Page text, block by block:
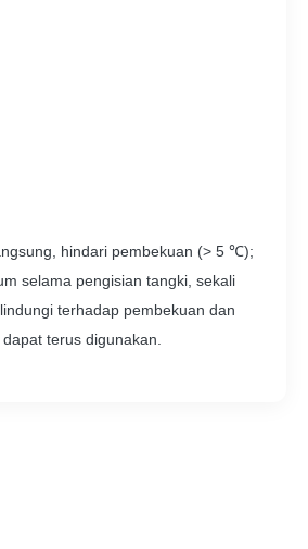
hindari pembekuan (> 5 ℃);
selama pengisian tangki, sekali
terhadap pembekuan dan
terus digunakan.